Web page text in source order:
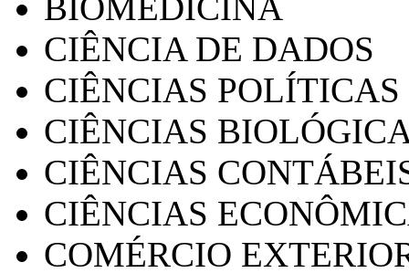
CIÊNCIA DE DADOS
CIÊNCIAS POLÍTICAS
CIÊNCIAS
CIÊNCIAS
CIÊNCIAS
COMÉRCIO